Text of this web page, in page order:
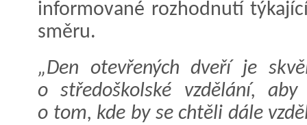
informované rozhodnutí
směru.
„Den otevřených dveří je
o středoškolské vzdělání,
o tom, kde by se chtěli dále